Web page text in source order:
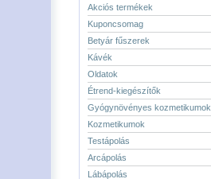
Akciós termékek
Kuponcsomag
Betyár fűszerek
Kávék
Oldatok
Étrend-kiegészítők
Gyógynövényes kozmetikumok
Kozmetikumok
Testápolás
Arcápolás
Lábápolás